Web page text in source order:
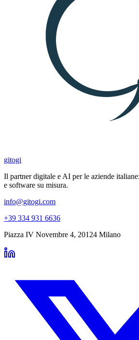
gitogi
Il partner digitale e AI per le aziende
e software su misura.
info@gitogi.com
+39 334 931 6636
Piazza IV Novembre 4, 20124 Milano